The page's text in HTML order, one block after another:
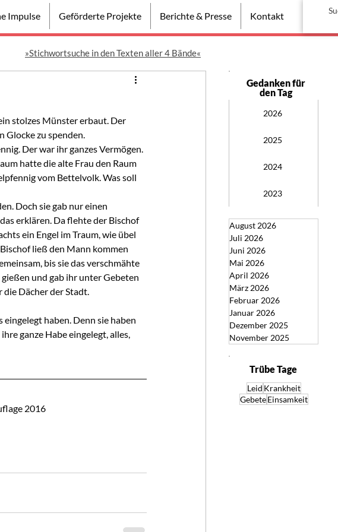
Impulse Geförderte Projekte Berichte & Presse Kontakt
stolzes Münster erbaut. Der
Glocke zu spenden.
Der war ihr ganzes Vermögen.
hatte die alte Frau den Raum
vom Bettelvolk. Was soll
Doch sie gab nur einen
erklären. Da flehte der Bischof
ein Engel im Traum, wie übel
ließ den Mann kommen
bis sie das verschmähte
und gab ihr unter Gebeten
Dächer der Stadt.
haben. Denn sie haben
ganze Habe eingelegt, alles,
2016
Gedanken für
den Tag
2026
2025
2024
2023
August 2026
Juli 2026
Juni 2026
Mai 2026
April 2026
März 2026
Februar 2026
Januar 2026
Dezember 2025
November 2025
»Stichwortsuche in den Texten aller 4 Bände«
Trübe Tage
Leid Krankheit
Gebete Einsamkeit